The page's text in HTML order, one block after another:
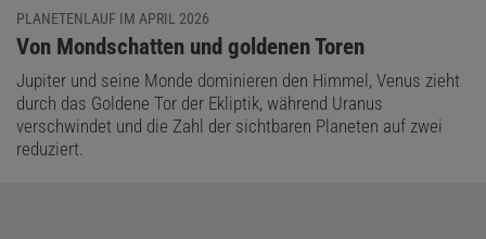
PLANETENLAUF IM APRIL 2026
:
Von Mondschatten und goldenen Toren
Jupiter und seine Monde dominieren den Himmel, Venus zieht
durch das Goldene Tor der Ekliptik, während Uranus
verschwindet und die Zahl der sichtbaren Planeten auf zwei
reduziert.